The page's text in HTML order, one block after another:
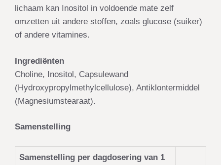
lichaam kan Inositol in voldoende mate zelf
omzetten uit andere stoffen, zoals glucose (suiker)
of andere vitamines.
Ingrediënten
Choline, Inositol, Capsulewand
(Hydroxypropylmethylcellulose), Antiklontermiddel
(Magnesiumstearaat).
Samenstelling
Samenstelling per dagdosering van 1